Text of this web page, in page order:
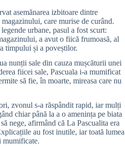
asemănarea izbitoare dintre
care murise de curând.
urbane, pasul a fost scurt:
a avut o fiică frumoasă, al
timpului și a poveștilor.
nunții sale din cauza mușcăturii unei
fiicei sale, Pascuala i-a mumificat
să fie, în moarte, mireasa care nu
zvonul s-a răspândit rapid, iar mulți
chiar până la a o amenința pe biata
nege, afirmând că La Pascualita era
au fost inutile, iar toată lumea
mumificate.